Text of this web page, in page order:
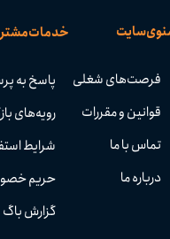
خدمات
پاسخ به
رویه‌های
شرایط
حریم
گزارش باگ
سایت
فرصت‌های شغلی
قوانین و مقررات
تماس با ما
درباره ما